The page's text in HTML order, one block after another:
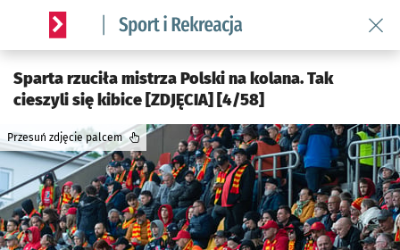
Serwis informacyjny wroclaw.pl podserwis: Sport i rekreacja
Sparta rzuciła mistrza Polski na kolana. Tak
cieszyli się kibice [ZDJĘCIA] [4/58]
Przesuń zdjęcie palcem